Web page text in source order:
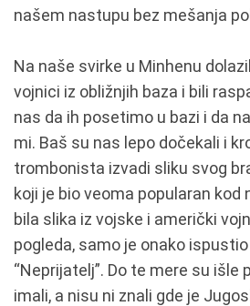
našem nastupu bez mešanja
Na naše svirke u Minhenu
vojnici iz obližnjih baza i bili
nas da ih posetimo u bazi i da
mi. Baš su nas lepo dočekali i
trombonista izvadi sliku svog
koji je bio veoma popularan kod
bila slika iz vojske i američki
pogleda, samo je onako
“Neprijatelj”. Do te mere su išle
imali, a nisu ni znali gde je